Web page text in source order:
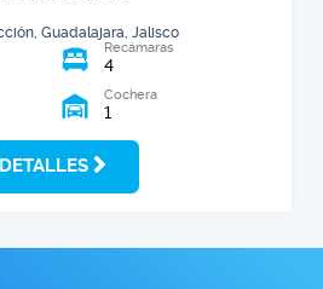
Guadalajara, Jalisco
Recámaras
4
Cochera
1
DETALLES